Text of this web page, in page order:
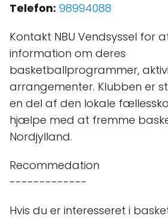
Telefon: 98994088
Kontakt NBU Vendsyssel for
information om deres
basketballprogrammer,
arrangementer. Klubben er
en del af den lokale
hjælpe med at fremme
Nordjylland.
Recommedation
-------------
Hvis du er interesseret i